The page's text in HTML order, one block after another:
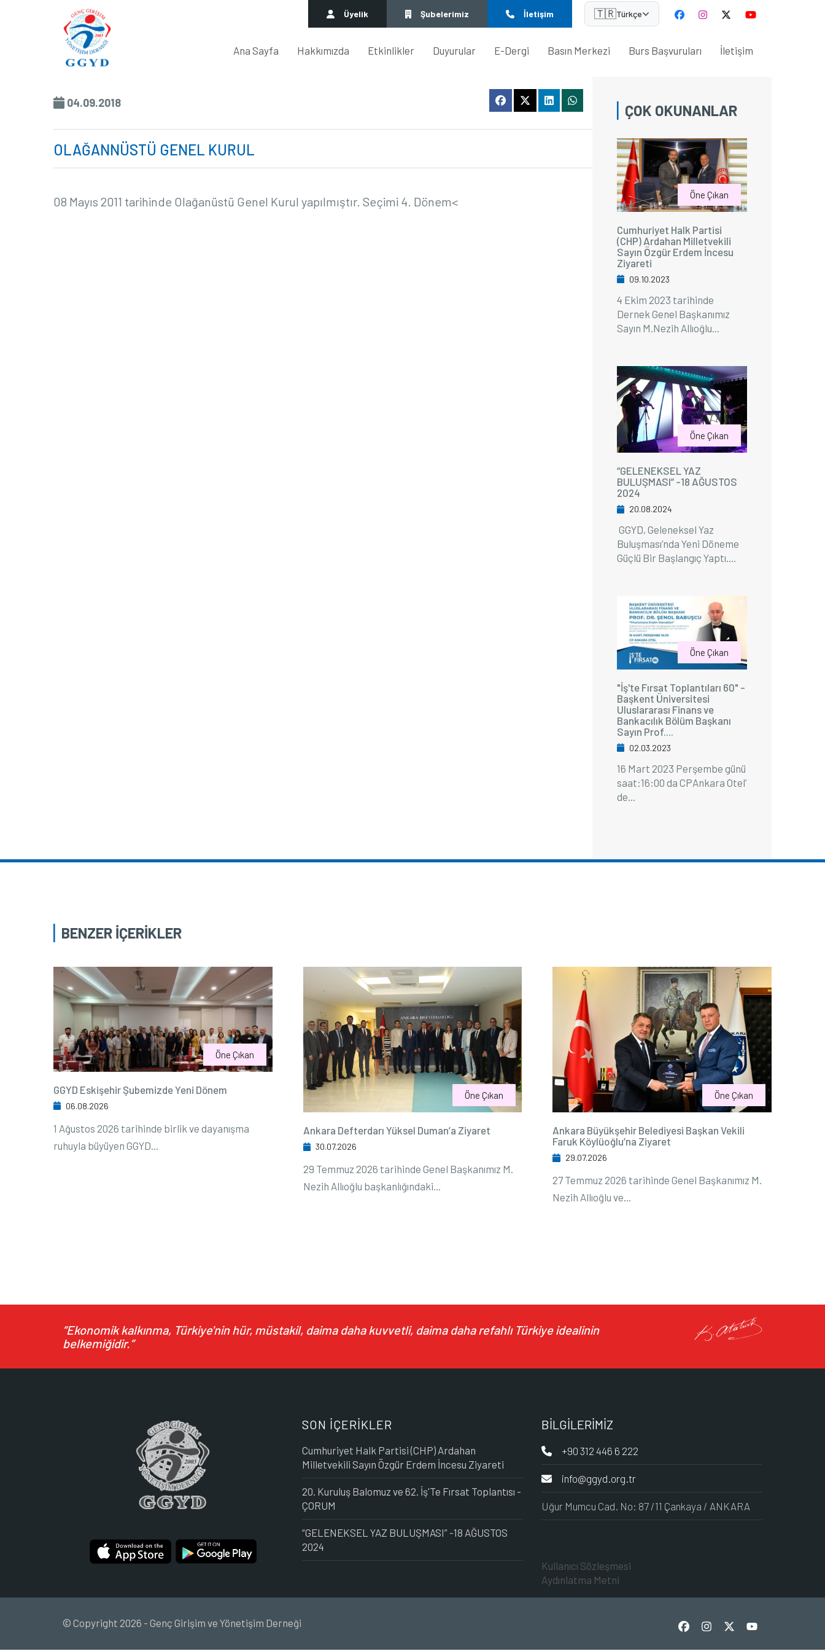
Üyelik Şubelerimiz İletişim 🇹🇷Türkçe
Ana Sayfa Hakkımızda Etkinlikler Duyurular E-Dergi Basın Merkezi Burs Başvuruları İletişim
04.09.2018
OLAĞANNÜSTÜ GENEL KURUL
08 Mayıs 2011 tarihinde Olağanüstü Genel Kurul yapılmıştır. Seçimi 4. Dönem<
ÇOK OKUNANLAR
Öne Çıkan
Cumhuriyet Halk Partisi
(CHP) Ardahan Milletvekili
Sayın Özgür Erdem İncesu
Ziyareti
09.10.2023
4 Ekim 2023 tarihinde
Dernek Genel Başkanımız
Sayın M.Nezih Allıoğlu...
Öne Çıkan
“GELENEKSEL YAZ
BULUŞMASI” -18 AĞUSTOS
2024
20.08.2024
GGYD, Geleneksel Yaz
Buluşması’nda Yeni Döneme
Güçlü Bir Başlangıç Yaptı....
Öne Çıkan
"İş'te Fırsat Toplantıları 60" -
Başkent Üniversitesi
Uluslararası Finans ve
Bankacılık Bölüm Başkanı
Sayın Prof....
02.03.2023
16 Mart 2023 Perşembe günü
saat:16:00 da CPAnkara Otel’
de...
BENZER İÇERİKLER
Öne Çıkan
GGYD Eskişehir Şubemizde Yeni Dönem
06.08.2026
1 Ağustos 2026 tarihinde birlik ve dayanışma
ruhuyla büyüyen GGYD...
Öne Çıkan
Ankara Defterdarı Yüksel Duman’a Ziyaret
30.07.2026
29 Temmuz 2026 tarihinde Genel Başkanımız M.
Nezih Allıoğlu başkanlığındaki...
Öne Çıkan
Ankara Büyükşehir Belediyesi Başkan Vekili
Faruk Köylüoğlu’na Ziyaret
29.07.2026
27 Temmuz 2026 tarihinde Genel Başkanımız M.
Nezih Allıoğlu ve...
“Ekonomik kalkınma, Türkiye'nin hür, müstakil, daima daha kuvvetli, daima daha refahlı Türkiye idealinin
belkemiğidir.”
SON İÇERİKLER
Cumhuriyet Halk Partisi (CHP) Ardahan
Milletvekili Sayın Özgür Erdem İncesu Ziyareti
20. Kuruluş Balomuz ve 62. İş'Te Fırsat Toplantısı -
ÇORUM
“GELENEKSEL YAZ BULUŞMASI” -18 AĞUSTOS
2024
BİLGİLERİMİZ
+90 312 446 6 222
info@ggyd.org.tr
Uğur Mumcu Cad. No: 87 /11 Çankaya / ANKARA
Kullanıcı Sözleşmesi
Aydınlatma Metni
© Copyright 2026 - Genç Girişim ve Yönetişim Derneği